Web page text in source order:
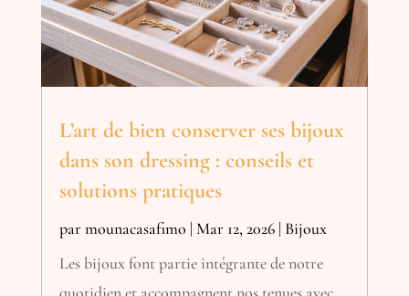
L’art de bien conserver ses bijoux
dans son dressing : conseils et
solutions pratiques
parmounacasafimo | Mar 12, 2026| Bijoux
Les bijoux font partie intégrante de notre